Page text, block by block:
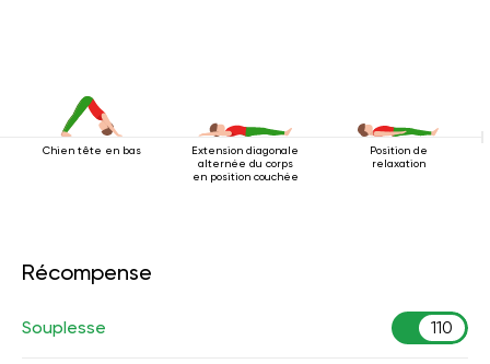
Chien tête en bas
Extension diagonale
alternée du corps
en position couchée
Position de
relaxation
Récompense
Souplesse 110